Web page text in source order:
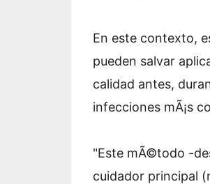
En este contexto,
pueden salvar
calidad antes,
infecciones mÃ¡s
"Este mÃ©todo -
cuidador principal